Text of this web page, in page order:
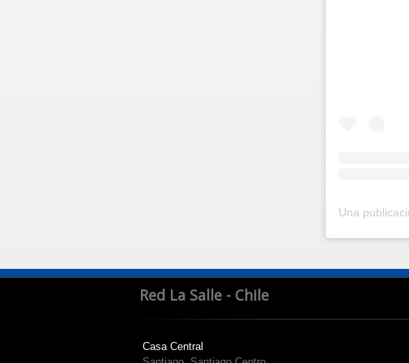
Red La Salle - Chile
Casa Central